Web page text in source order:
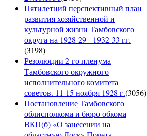
Пятилетний перспективный план
развития хозяйственной и
культурной жизни Тамбовского
округа на 1928-29 - 1932-33 гг.
(3198)
Резолюции 2-го пленума
Тамбовского окружного
исполнительного комитета
советов. 11-15 ноября 1928 г.(3056)
Постановление Тамбовского
облисполкома и бюро обкома
ВКП(б) «О занесении на